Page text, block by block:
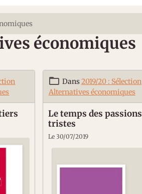
économiques
Dans2019/20 : Sélection
Alternatives économiques
Le temps des passions
tristes
Le 30/07/2019